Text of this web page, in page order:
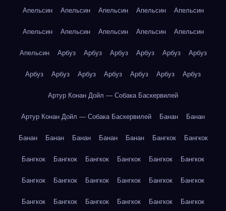
Апельсин Апельсин Апельсин Апельсин Апельсин
Апельсин Апельсин Апельсин Апельсин Апельсин
Апельсин Арбуз Арбуз Арбуз Арбуз Арбуз Арбуз
Арбуз Арбуз Арбуз Арбуз Арбуз Арбуз Арбуз
Артур Конан Дойл — Собака Баскервилей
Артур Конан Дойл — Собака Баскервилей Банан Банан
Банан Банан Банан Банан Банан Бангкок Бангкок
Бангкок Бангкок Бангкок Бангкок Бангкок Бангкок
Бангкок Бангкок Бангкок Бангкок Бангкок Бангкок
Бангкок Бангкок Бангкок Бангкок Бангкок Бангкок